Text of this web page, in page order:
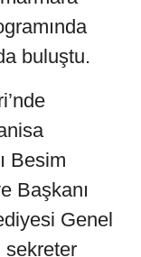
buluştu.
Besim
Başkanı
Genel
sekreter